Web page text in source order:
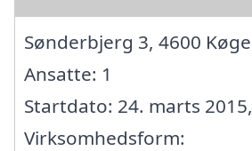
Sønderbjerg 3, 4600 Køge
Ansatte: 1
Startdato: 24. marts 2015,
Virksomhedsform: